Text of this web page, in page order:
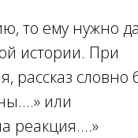
то ему нужно
истории. При
рассказ словно
или
реакция....»